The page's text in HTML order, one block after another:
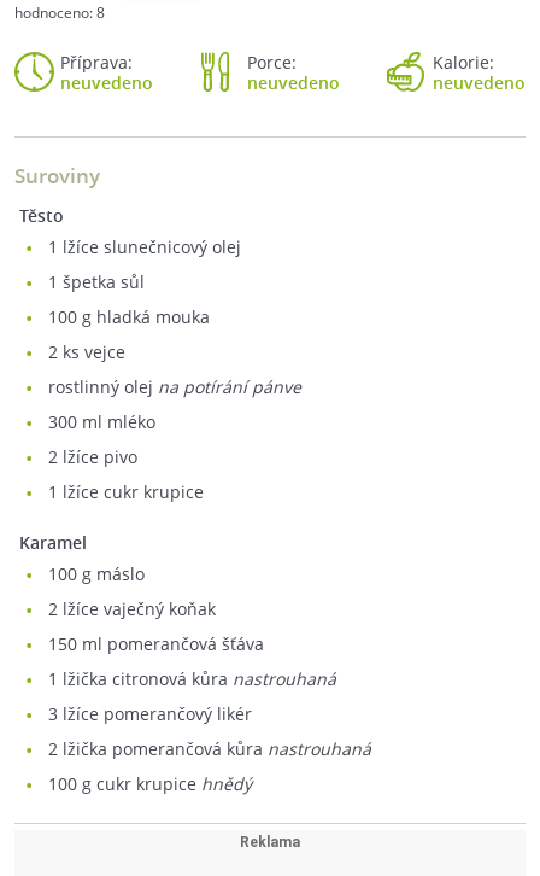
hodnoceno:8
Příprava:
neuvedeno
Porce:
neuvedeno
Kalorie:
neuvedeno
Suroviny
Těsto
1 lžíce slunečnicový olej
1 špetka sůl
100 g hladká mouka
2 ks vejce
rostlinný olej na potírání pánve
300 ml mléko
2 lžíce pivo
1 lžíce cukr krupice
Karamel
100 g máslo
2 lžíce vaječný koňak
150 ml pomerančová šťáva
1 lžička citronová kůra nastrouhaná
3 lžíce pomerančový likér
2 lžička pomerančová kůra nastrouhaná
100 g cukr krupice hnědý